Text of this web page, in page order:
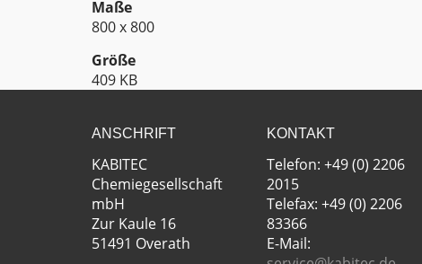
Maße
800 x 800
Größe
409 KB
ANSCHRIFT
KABITEC
Chemiegesellschaft
mbH
Zur Kaule 16
51491 Overath
KONTAKT
Telefon: +49 (0) 2206
2015
Telefax: +49 (0) 2206
83366
E-Mail: